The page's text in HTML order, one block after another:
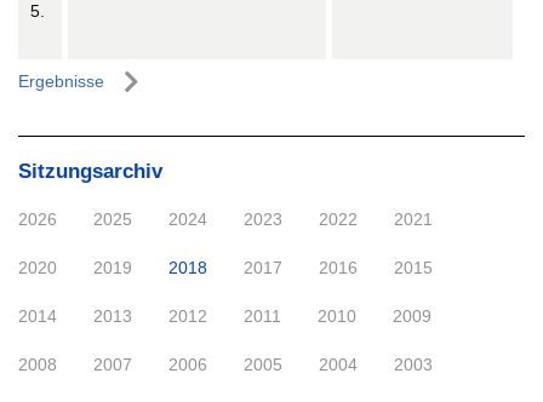
5.
Ergebnisse
Sitzungsarchiv
2026 2025 2024 2023 2022 2021
2020 2019 2018 2017 2016 2015
2014 2013 2012 2011 2010 2009
2008 2007 2006 2005 2004 2003